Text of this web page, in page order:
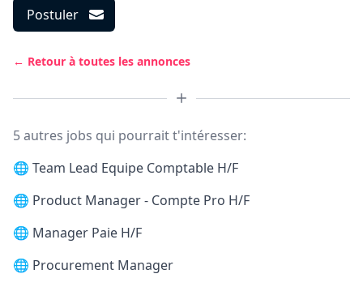
Postuler
← Retour à toutes les annonces
5 autres jobs qui pourrait t'intéresser:
🌐 Team Lead Equipe Comptable H/F
🌐 Product Manager - Compte Pro H/F
🌐 Manager Paie H/F
🌐 Procurement Manager